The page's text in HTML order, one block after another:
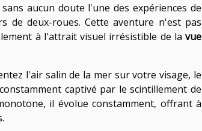
aucun doute l'une des expériences de
de deux-roues. Cette aventure n'est pas
à l'attrait visuel irrésistible de la vue
l'air salin de la mer sur votre visage, le
captivé par le scintillement de
il évolue constamment, offrant à